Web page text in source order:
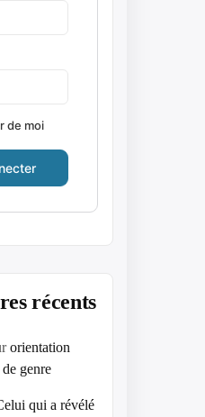
de moi
récents
orientation
genre
qui a révélé